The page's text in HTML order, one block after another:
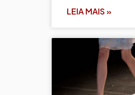
LEIA MAIS »